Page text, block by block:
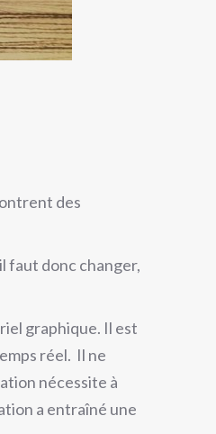
des
faut donc changer,
graphique. Il est
réel. Il ne
nécessite à
a entraîné une